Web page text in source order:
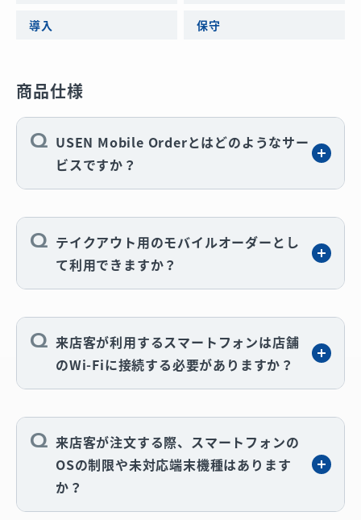
USEN ハンディ
導入 保守
商品仕様
USEN Mobile Orderとはどのようなサー
ビスですか？
テイクアウト用のモバイルオーダーとし
て利用できますか？
来店客が利用するスマートフォンは店舗
のWi-Fiに接続する必要がありますか？
来店客が注文する際、スマートフォンの
OSの制限や未対応端末機種はあります
か？